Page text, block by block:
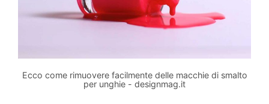
Ecco come rimuovere facilmente delle macchie di smalto
per unghie - designmag.it